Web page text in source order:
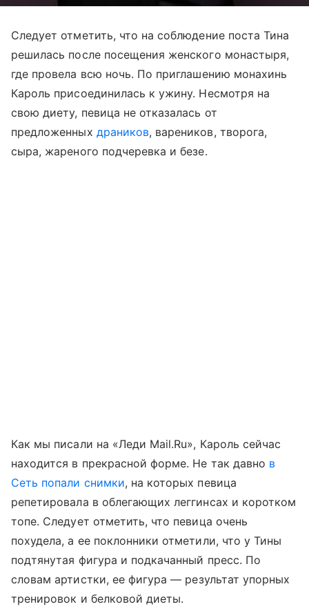
Следует отметить, что на соблюдение поста Тина
решилась после посещения женского монастыря,
где провела всю ночь. По приглашению монахинь
Кароль присоединилась к ужину. Несмотря на
свою диету, певица не отказалась от
предложенных драников, вареников, творога,
сыра, жареного подчеревка и безе.
Как мы писали на «Леди Mail.Ru», Кароль сейчас
находится в прекрасной форме. Не так давно в
Сеть попали снимки, на которых певица
репетировала в облегающих леггинсах и коротком
топе. Следует отметить, что певица очень
похудела, а ее поклонники отметили, что у Тины
подтянутая фигура и подкачанный пресс. По
словам артистки, ее фигура— результат упорных
тренировок и белковой диеты.